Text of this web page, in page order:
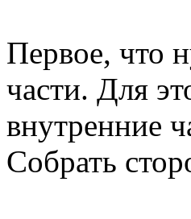
Первое, что
части. Для
внутренние
Собрать